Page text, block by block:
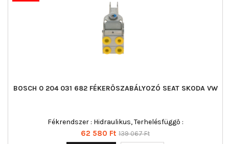
BOSCH 0 204 031 682 FÉKERŐSZABÁLYOZÓ SEAT SKODA VW
Fékrendszer : Hidraulikus, Terhelésfüggő :
Ár
62 580 Ft Normál
139 067 Ft